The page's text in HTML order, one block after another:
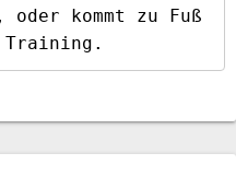
kommt zu Fuß
Training.